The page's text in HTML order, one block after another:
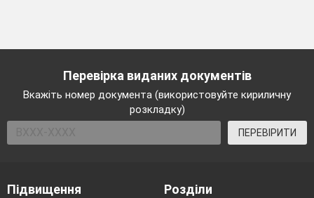
Перевірка виданих документів
Вкажіть номер документа (використовуйте кириличну
розкладку)
ПЕРЕВІРИТИ
Підвищення
Розділи